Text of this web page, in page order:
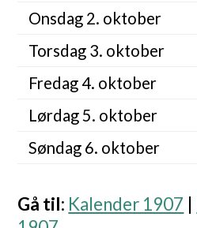
Onsdag 2. oktober
Torsdag 3. oktober
Fredag 4. oktober
Lørdag 5. oktober
Søndag 6. oktober
Gå til: Kalender 1907